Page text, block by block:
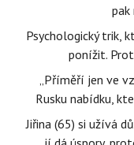
Psychologický trik,
ponížit.
„Příměří jen ve
Rusku nabídku,
Jiřina (65) si užívá